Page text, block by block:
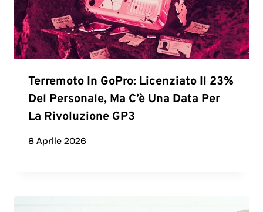
Terremoto In GoPro: Licenziato Il 23%
Del Personale, Ma C’è Una Data Per
La Rivoluzione GP3
8 Aprile 2026